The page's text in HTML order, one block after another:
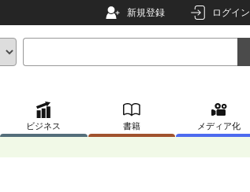
新規登録 ログイン
ビジネス 書籍 メディア化